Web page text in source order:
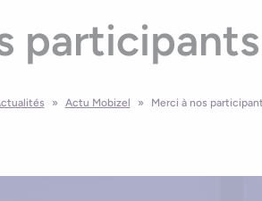
» Actu Mobizel » Merci à nos